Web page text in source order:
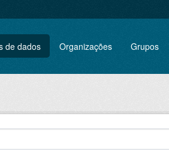
de dados Organizações Grupos